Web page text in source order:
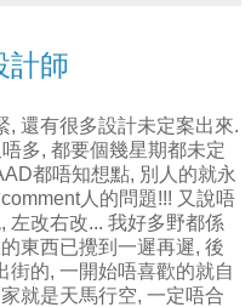
計師
, 還有很多設計未定案出來.
多, 都要個幾星期都未定
都唔知想點, 別人的就永
人的問題!!! 又說唔
左改右改... 我好多野都係
東西已攪到一遲再遲, 後
街的, 一開始唔喜歡的就自
就是天馬行空, 一定唔合